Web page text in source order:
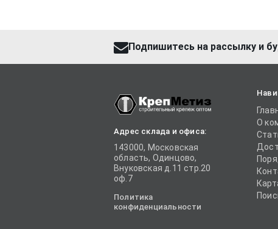
Подпишитесь на рассылку и
Адрес склада и офиса:
143000, Московская
область, Одинцово,
Внуковская д.11 стр.20
оф.7
Политика
конфиденциальности
О